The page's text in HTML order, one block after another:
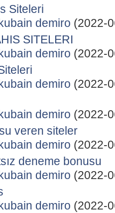
Siteleri
demiro (2022-
SITELERI
demiro (2022-
demiro (2022-
demiro (2022-
veren siteler
demiro (2022-
deneme bonusu
demiro (2022-
demiro (2022-